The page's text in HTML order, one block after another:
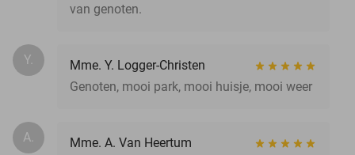
van genoten.
Y.
Mme. Y. Logger-Christen
Genoten, mooi park, mooi huisje, mooi weer
A.
Mme. A. Van Heertum